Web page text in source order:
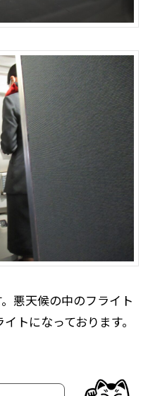
悪天候の中のフライト
トになっております。